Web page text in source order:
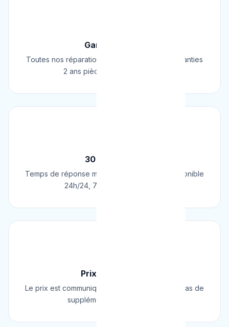
Garantie 2 Ans
Toutes nos réparations et installations sont garanties
2 ans pièces et main d'œuvre.
30 Min Chrono
Temps de réponse moyen de 30 minutes. Disponible
24h/24, 7j/7, 365 jours par an.
Prix Fixe Garanti
Le prix est communiqué AVANT l'intervention. Pas de
supplément surprise, jamais.